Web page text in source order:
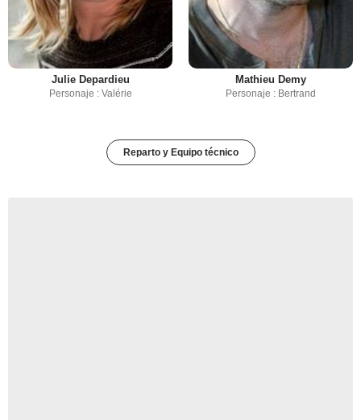
Julie Depardieu
Personaje : Valérie
Mathieu Demy
Personaje : Bertrand
Reparto y Equipo técnico